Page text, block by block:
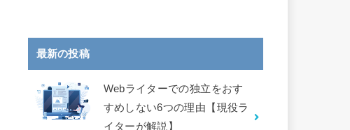
最新の投稿
Webライターでの独立をおす
すめしない6つの理由【現役ラ
イターが解説】